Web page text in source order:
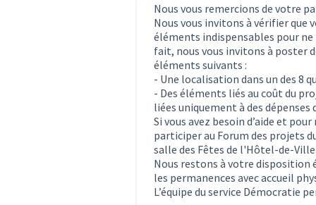
Nous vous remercions de votre
Nous vous invitons à vérifier
éléments indispensables pour ne
fait, nous vous invitons à poster
éléments suivants :
- Une localisation dans un des 8
- Des éléments liés au coût du
liées uniquement à des dépenses
Si vous avez besoin d’aide et
participer au Forum des projets
salle des Fêtes de l'Hôtel-de-
Nous restons à votre
les permanences avec accueil
L’équipe du service Démocratie